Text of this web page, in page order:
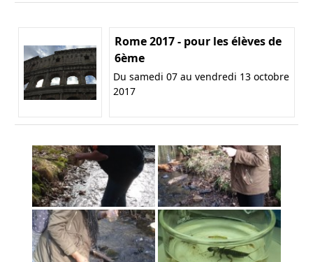
Rome 2017 - pour les élèves de
6ème
Du samedi 07 au vendredi 13 octobre
2017